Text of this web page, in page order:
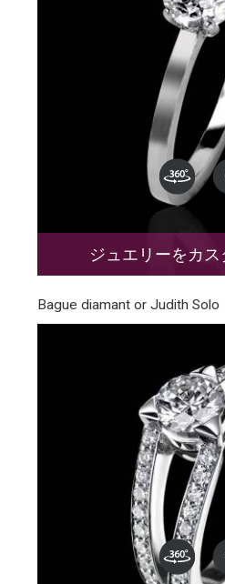
ジュエリーをカ
Bague diamant or Judith Solo